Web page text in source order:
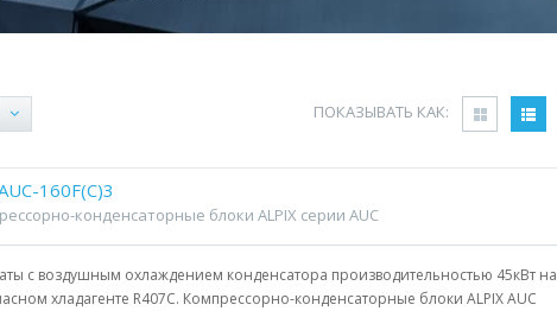
ПОКАЗЫВАТЬ КАК:
160F(С)3
конденсаторные блоки ALPIX серии AUC
с воздушным охлаждением конденсатора производительностью 45кВт на
хладагенте R407С. Компрессорно-конденсаторные блоки ALPIX AUC